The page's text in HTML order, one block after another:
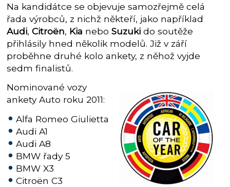
Na kandidátce se objevuje samozřejmě celá
řada výrobců, z nichž někteří, jako například
Audi,Citroën, Kia neboSuzuki do soutěže
přihlásily hned několik modelů. Již v září
proběhne druhé kolo ankety, z něhož vyjde
sedm finalistů.
Nominované vozy
ankety Auto roku 2011:
Alfa Romeo Giulietta
Audi A1
Audi A8
BMW řady 5
BMW X3
Citroën C3